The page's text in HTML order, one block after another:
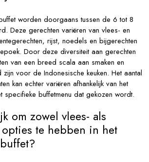
worden doorgaans tussen de 6 tot 8
Deze gerechten variëren van vlees- en
rijst, noedels en bijgerechten
Door deze diversiteit aan gerechten
van een breed scala aan smaken en
zijn voor de Indonesische keuken. Het aantal
kan echter variëren afhankelijk van het
specifieke buffetmenu dat gekozen wordt.
om zowel vlees- als
te hebben in het